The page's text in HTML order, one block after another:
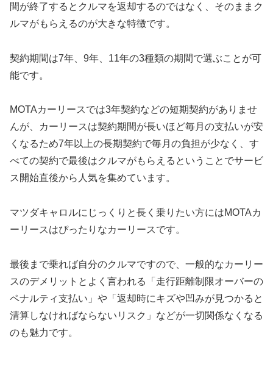
間が終了するとクルマを返却するのではなく、そのままク
ルマがもらえるのが大きな特徴です。
契約期間は7年、9年、11年の3種類の期間で選ぶことが可
能です。
MOTAカーリースでは3年契約などの短期契約がありませ
んが、カーリースは契約期間が長いほど毎月の支払いが安
くなるため7年以上の長期契約で毎月の負担が少なく、す
べての契約で最後はクルマがもらえるということでサービ
ス開始直後から人気を集めています。
マツダキャロルにじっくりと長く乗りたい方にはMOTAカ
ーリースはぴったりなカーリースです。
最後まで乗れば自分のクルマですので、一般的なカーリー
スのデメリットとよく言われる「走行距離制限オーバーの
ペナルティ支払い」や「返却時にキズや凹みが見つかると
清算しなければならないリスク」などが一切関係なくなる
のも魅力です。